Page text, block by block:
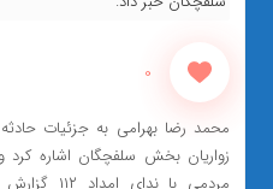
0
محمد رضا بهرامی به جزئیات حادثه
زواریان بخش سلفچگان اشاره
مردمی با